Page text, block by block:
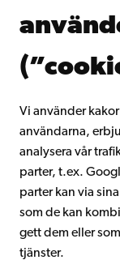
Vi använder
användarna,
analysera vår
parter, t.ex.
parter kan via
som de kan
gett dem eller
tjänster.
Gå med i
Intranätet